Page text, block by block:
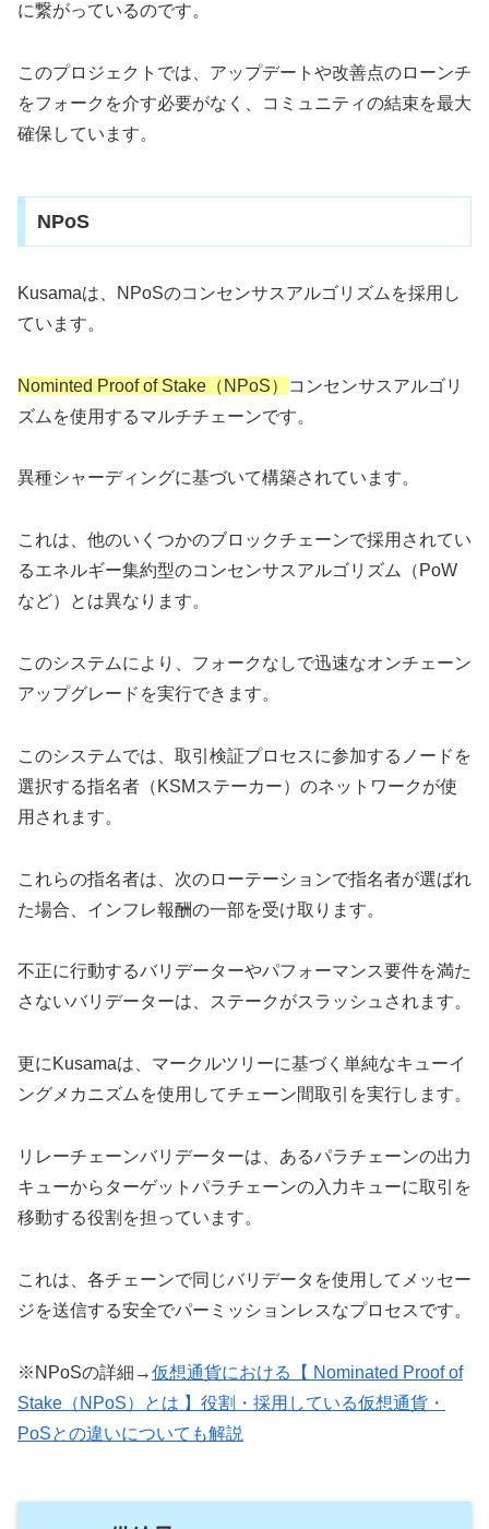
に繋がっているのです。
このプロジェクトでは、アップデートや改善点のローンチ
をフォークを介す必要がなく、コミュニティの結束を最大
確保しています。
NPoS
Kusamaは、NPoSのコンセンサスアルゴリズムを採用し
ています。
Nominted Proof of Stake（NPoS）
コンセンサスアルゴリ
ズムを使用するマルチチェーンです。
異種シャーディングに基づいて構築されています。
これは、他のいくつかのブロックチェーンで採用されてい
るエネルギー集約型のコンセンサスアルゴリズム（PoW
など）とは異なります。
このシステムにより、フォークなしで迅速なオンチェーン
アップグレードを実行できます。
このシステムでは、取引検証プロセスに参加するノードを
選択する指名者（KSMステーカー）のネットワークが使
用されます。
これらの指名者は、次のローテーションで指名者が選ばれ
た場合、インフレ報酬の一部を受け取ります。
不正に行動するバリデーターやパフォーマンス要件を満た
さないバリデーターは、ステークがスラッシュされます。
更にKusamaは、マークルツリーに基づく単純なキューイ
ングメカニズムを使用してチェーン間取引を実行します。
リレーチェーンバリデーターは、あるパラチェーンの出力
キューからターゲットパラチェーンの入力キューに取引を
移動する役割を担っています。
これは、各チェーンで同じバリデータを使用してメッセー
ジを送信する安全でパーミッションレスなプロセスです。
※NPoSの詳細→仮想通貨における【 Nominated Proof of
Stake（NPoS）とは 】役割・採用している仮想通貨・
PoSとの違いについても解説